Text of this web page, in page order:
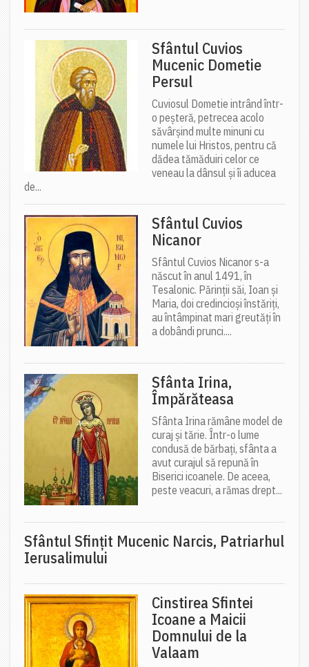
Sfântul Cuvios
Mucenic Dometie
Persul
Cuviosul Dometie intrând într-
o peșteră, petrecea acolo
săvârșind multe minuni cu
numele lui Hristos, pentru că
dădea tămăduiri celor ce
veneau la dânsul și îi aducea
de...
Sfântul Cuvios
Nicanor
Sfântul Cuvios Nicanor s-a
născut în anul 1491, în
Tesalonic. Părinții săi, Ioan și
Maria, doi credincioși înstăriți,
au întâmpinat mari greutăți în
a dobândi prunci....
Sfânta Irina,
Împărăteasa
Sfânta Irina rămâne model de
curaj și tărie. Într-o lume
condusă de bărbați, sfânta a
avut curajul să repună în
Biserici icoanele. De aceea,
peste veacuri, a rămas drept...
Sfântul Sfinţit Mucenic Narcis, Patriarhul
Ierusalimului
Cinstirea Sfintei
Icoane a Maicii
Domnului de la
Valaam